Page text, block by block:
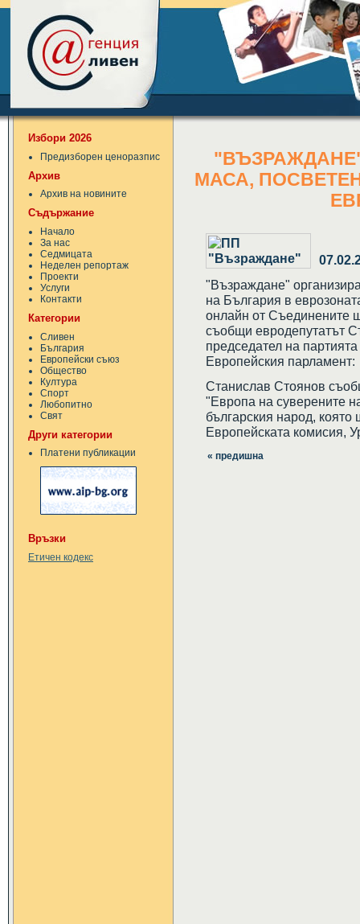
Избори 2026
Предизборен ценоразпис
Архив
Архив на новините
Съдържание
Начало
За нас
Седмицата
Неделен репортаж
Проекти
Услуги
Контакти
Категории
Сливен
България
Европейски съюз
Общество
Култура
Спорт
Любопитно
Свят
Други категории
Платени публикации
Връзки
Етичен кодекс
МАСА,
"Възраждане"
на България в
онлайн от Съединените
съобщи евродепутатът
председател на
Европейския парламент:
Станислав Стоянов
"Европа на суверените
българския народ,
Европейската комисия,
« предишна